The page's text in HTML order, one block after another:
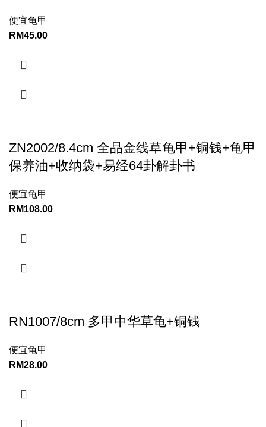
便宜龟甲
RM45.00
ZN2002/8.4cm 全品金线草龟甲+铜钱+龟甲
保养油+收纳袋+易经64卦解卦书
便宜龟甲
RM108.00
RN1007/8cm 多甲中华草龟+铜钱
便宜龟甲
RM28.00